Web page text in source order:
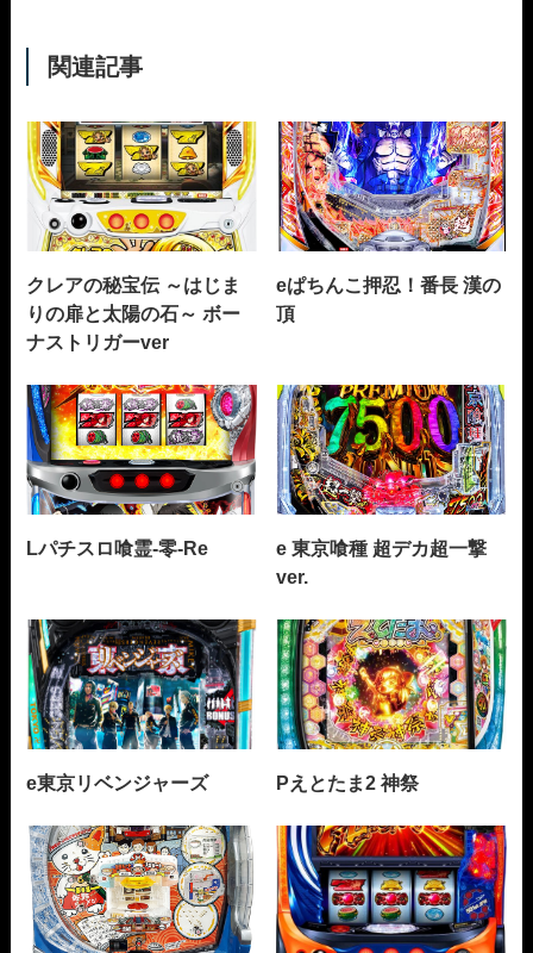
関連記事
クレアの秘宝伝 ～はじま
りの扉と太陽の石～ ボー
ナストリガーver
eぱちんこ押忍！番長 漢の
頂
Lパチスロ喰霊-零-Re
e 東京喰種 超デカ超一撃
ver.
e東京リベンジャーズ Pえとたま2 神祭